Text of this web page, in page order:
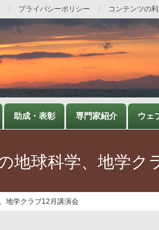
プライバシーポリシー コンテンツの
助成・表彰 専門家紹介 ウェ
地球科学、地学ク
地学クラブ12月講演会